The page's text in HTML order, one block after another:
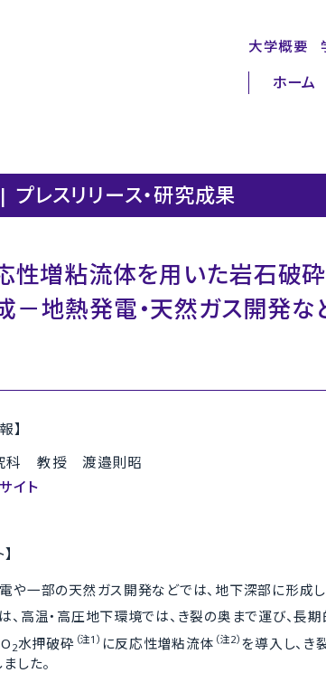
大学概要
ホーム
レスリリース・研究成果
性増粘流体を用いた岩石破
－地熱発電・天然ガス開発
】
科 教授 渡邉則昭
イト
や一部の天然ガス開発などでは、地下深部に形成
、高温・高圧地下環境では、き裂の奥まで運び、長
2水押破砕 （注1） に反応性増粘流体 （注2） を導入し、き
した。